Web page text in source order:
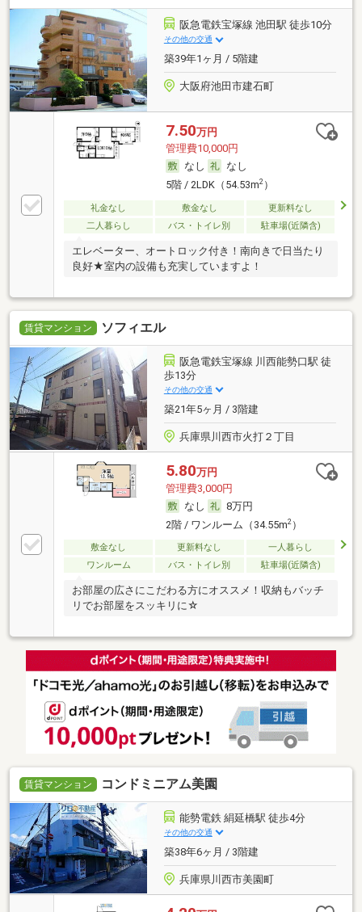
阪急電鉄宝塚線 池田駅 徒歩10分
その他の交通
築39年1ヶ月 / 5階建
大阪府池田市建石町
7.50万円
管理費10,000円
なし
なし
5階 / 2LDK（54.53m2）
礼金なし 敷金なし
更新料なし
二人暮らし
バス・トイレ別 駐車場(近隣含)
エレベーター、オートロック付き！南向きで日当たり
良好★室内の設備も充実していますよ！
賃貸マンション ソフィエル
阪急電鉄宝塚線 川西能勢口駅 徒
歩13分
その他の交通
築21年5ヶ月 / 3階建
兵庫県川西市火打２丁目
5.80万円
管理費3,000円
なし
8万円
2階 / ワンルーム（34.55m2）
敷金なし 更新料なし
一人暮らし
ワンルーム
バス・トイレ別 駐車場(近隣含)
お部屋の広さにこだわる方にオススメ！収納もバッチ
リでお部屋をスッキリに☆
賃貸マンション コンドミニアム美園
能勢電鉄 絹延橋駅 徒歩4分
その他の交通
築38年6ヶ月 / 3階建
兵庫県川西市美園町